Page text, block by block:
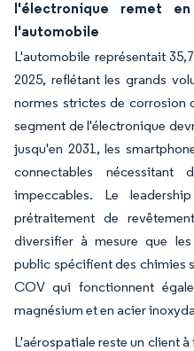
l'électronique remet
l'automobile
L'automobile représentait
2025, reflétant les grands
normes strictes de corrosion
segment de l'électronique
jusqu'en 2031, les
connectables nécessitant
impeccables. Le
prétraitement de
diversifier à mesure que
public spécifient des chimies
COV qui fonctionnent
magnésium et en acier
L'aérospatiale reste un client